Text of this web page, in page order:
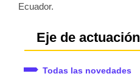
Ecuador.
Eje de actuación
Todas las novedades